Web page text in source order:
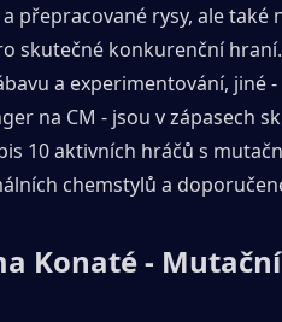
přepracované rysy, ale
skutečné konkurenční
a experimentování, jiné
na CM - jsou v zápasech
10 aktivních hráčů s
chemstylů a
Konaté -